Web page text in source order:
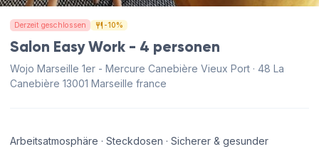
Derzeit geschlossen -10%
Salon Easy Work - 4 personen
Wojo Marseille 1er - Mercure Canebière Vieux Port · 48 La
Canebière 13001 Marseille france
Arbeitsatmosphäre · Steckdosen · Sicherer & gesunder